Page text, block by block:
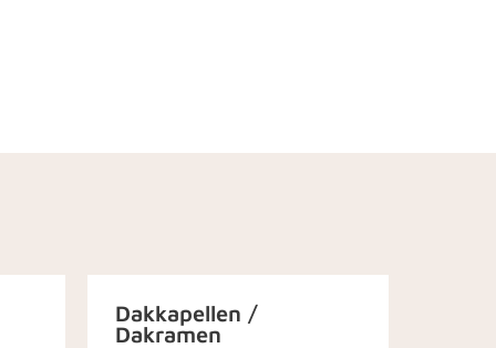
Dakkapellen /
Dakramen